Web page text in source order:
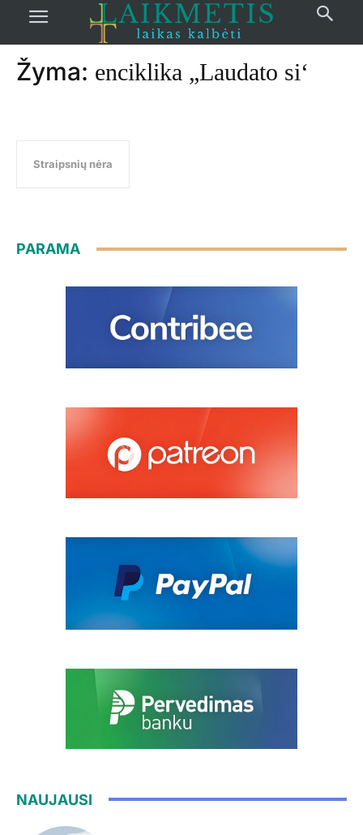
žymos Enciklika „Laudato si‘
Žyma: enciklika „Laudato si‘
Straipsnių nėra
PARAMA
NAUJAUSI